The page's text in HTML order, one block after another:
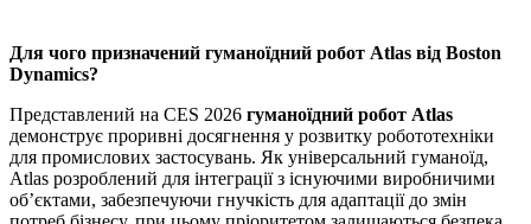
Для чого призначений гуманоїдний робот Atlas від Boston
Dynamics?
Представлений на CES 2026 гуманоїдний робот Atlas
демонструє проривні досягнення у розвитку робототехніки
для промислових застосувань. Як універсальний гуманоїд,
Atlas розроблений для інтеграції з існуючими виробничими
об’єктами, забезпечуючи гнучкість для адаптації до змін